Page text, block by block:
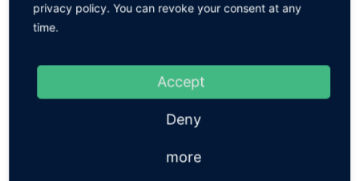
Zubehör
privacy policy. You can revoke your consent at any
time.
Accept
Deny
more